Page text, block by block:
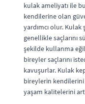
kulak ameliyatı ile
kendilerine olan
yardımcı olur.
genellikle saçlarını
şekilde kullanma
bireyler saçlarını
kavuşurlar. Kulak
bireylerin
yaşam kalitelerini